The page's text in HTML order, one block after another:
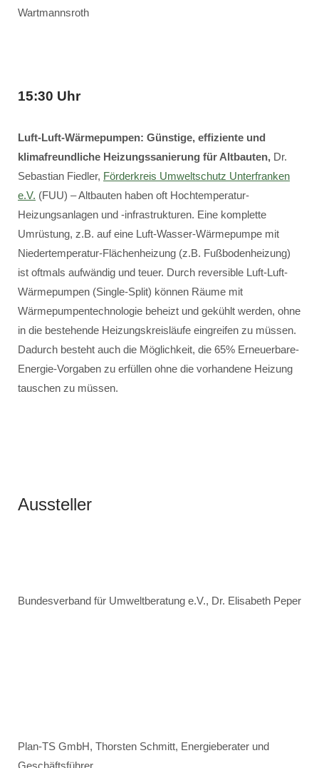
Wartmannsroth
15:30 Uhr
Luft-Luft-Wärmepumpen: Günstige, effiziente und
klimafreundliche Heizungssanierung für Altbauten, Dr.
Sebastian Fiedler, Förderkreis Umweltschutz Unterfranken
e.V. (FUU) – Altbauten haben oft Hochtemperatur-
Heizungsanlagen und -infrastrukturen. Eine komplette
Umrüstung, z.B. auf eine Luft-Wasser-Wärmepumpe mit
Niedertemperatur-Flächenheizung (z.B. Fußbodenheizung)
ist oftmals aufwändig und teuer. Durch reversible Luft-Luft-
Wärmepumpen (Single-Split) können Räume mit
Wärmepumpentechnologie beheizt und gekühlt werden, ohne
in die bestehende Heizungskreisläufe eingreifen zu müssen.
Dadurch besteht auch die Möglichkeit, die 65% Erneuerbare-
Energie-Vorgaben zu erfüllen ohne die vorhandene Heizung
tauschen zu müssen.
Aussteller
Bundesverband für Umweltberatung e.V., Dr. Elisabeth Peper
Plan-TS GmbH, Thorsten Schmitt, Energieberater und
Geschäftsführer